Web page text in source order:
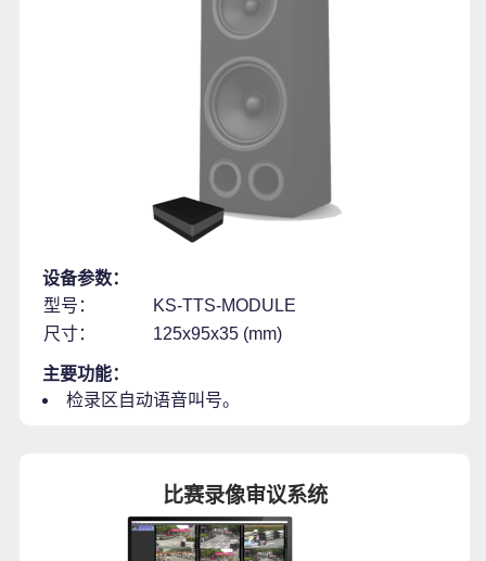
设备参数：
型号：
KS-TTS-MODULE
尺寸：
125x95x35 (mm)
主要功能：
检录区自动语音叫号。
比赛录像审议系统